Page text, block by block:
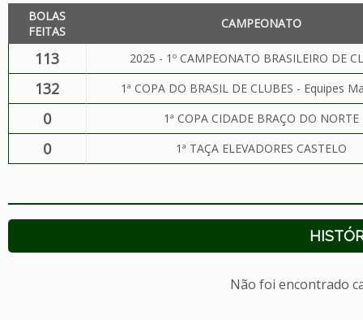
BOLAS
FEITAS
CAMPEONATO
113 2025 - 1º CAMPEONATO BRASILEIRO DE
132 1ª COPA DO BRASIL DE CLUBES - Equipes
0 1ª COPA CIDADE BRAÇO DO NORTE
0 1ª TAÇA ELEVADORES CASTELO
Não foi encontrado